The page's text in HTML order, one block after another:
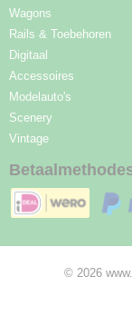
Wagons
Rails & Toebehoren
Digitaal
Accessoires
Modelauto's
Scenery
Vintage
© 2026